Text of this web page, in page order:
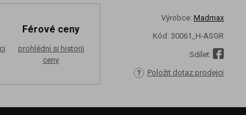
Férové ceny
prohlédni si historii
ceny
Výrobce: Madmax
Kód: 30061_H-ASGR
Sdílet:
Položit dotaz prodejci